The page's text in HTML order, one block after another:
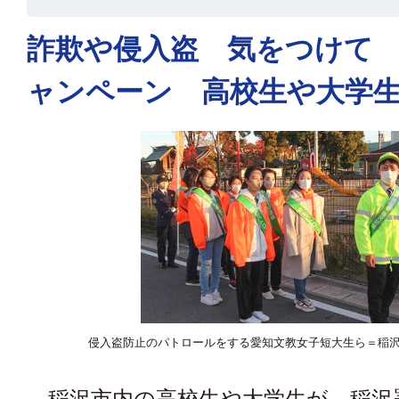
詐欺や侵入盗 気をつけて
ャンペーン 高校生や大学
侵入盗防止のパトロールをする愛知文教女子短大生ら＝稲